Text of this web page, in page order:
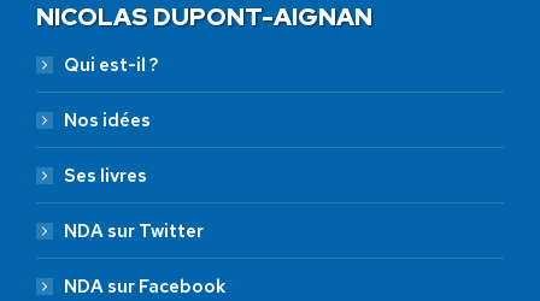
NICOLAS DUPONT-AIGNAN
Qui est-il ?
Nos idées
Ses livres
NDA sur Twitter
NDA sur Facebook